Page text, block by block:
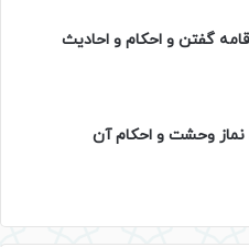
گفتن و احکام و احادیث
نماز وحشت و احکام آن